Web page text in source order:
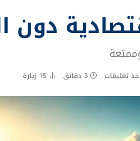
دون
تعليقات 3 دقائق 15 زيارة